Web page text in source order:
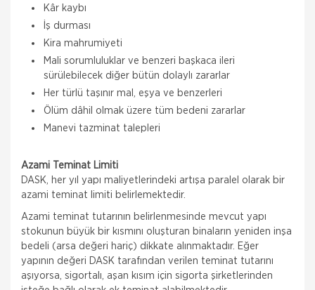
Kâr kaybı
İş durması
Kira mahrumiyeti
Mali sorumluluklar ve benzeri başkaca ileri
sürülebilecek diğer bütün dolaylı zararlar
Her türlü taşınır mal, eşya ve benzerleri
Ölüm dâhil olmak üzere tüm bedeni zararlar
Manevi tazminat talepleri
Azami Teminat Limiti
DASK, her yıl yapı maliyetlerindeki artışa paralel olarak bir
azami teminat limiti belirlemektedir.
Azami teminat tutarının belirlenmesinde mevcut yapı
stokunun büyük bir kısmını oluşturan binaların yeniden inşa
bedeli (arsa değeri hariç) dikkate alınmaktadır. Eğer
yapının değeri DASK tarafından verilen teminat tutarını
aşıyorsa, sigortalı, aşan kısım için sigorta şirketlerinden